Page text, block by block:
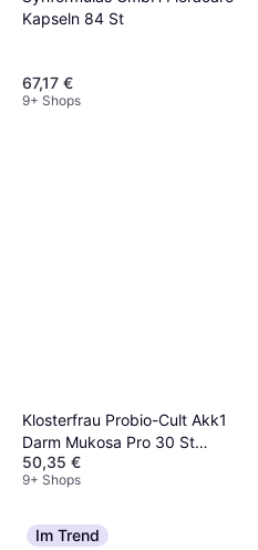
Kapseln 84 St
67,17 €
9+ Shops
Klosterfrau Probio-Cult Akk1
Darm Mukosa Pro 30 St
Tabletten
50,35 €
9+ Shops
Im Trend